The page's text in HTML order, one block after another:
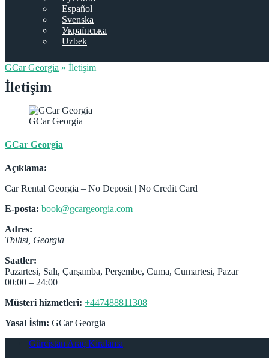
Español
Svenska
Українська
Uzbek
GCar Georgia » İletişim
İletişim
GCar Georgia
GCar Georgia
Açıklama:
Car Rental Georgia – No Deposit | No Credit Card
E-posta: book@gcargeorgia.com
Adres:
Tbilisi Georgia
Saatler:
Pazartesi, Salı, Çarşamba, Perşembe, Cuma, Cumartesi, Pazar
00:00 – 24:00
Müsteri hizmetleri: +447488811308
Yasal İsim: GCar Georgia
Gürcistan Araç Kiralama